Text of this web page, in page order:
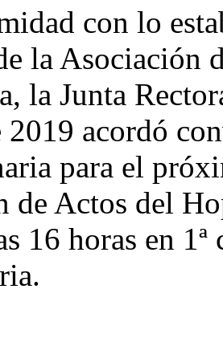
con lo
la Asociación
la Junta
2019 acordó
para el
de Actos del
16 horas en